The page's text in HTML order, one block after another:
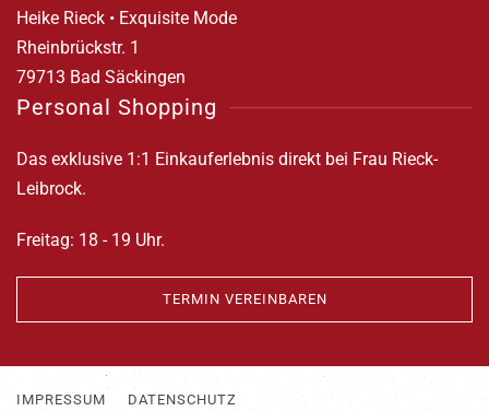
Heike Rieck • Exquisite Mode
Rheinbrückstr. 1
79713 Bad Säckingen
Personal Shopping
Das exklusive 1:1 Einkauferlebnis direkt bei Frau Rieck-
Leibrock.
Freitag: 18 - 19 Uhr.
TERMIN VEREINBAREN
IMPRESSUM DATENSCHUTZ